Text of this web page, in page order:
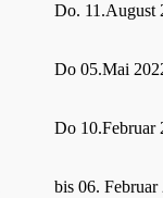
Do. 11.August
Do 05.Mai
Do 10.Februar
bis 06. Februar